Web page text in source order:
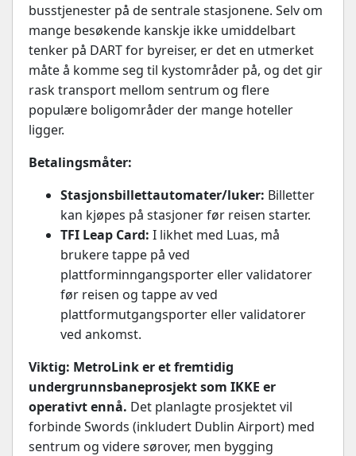
busstjenester på de sentrale stasjonene. Selv om
mange besøkende kanskje ikke umiddelbart
tenker på DART for byreiser, er det en utmerket
måte å komme seg til kystområder på, og det gir
rask transport mellom sentrum og flere
populære boligområder der mange hoteller
ligger.
Betalingsmåter:
Stasjonsbillettautomater/luker: Billetter
kan kjøpes på stasjoner før reisen starter.
TFI Leap Card: I likhet med Luas, må
brukere tappe på ved
plattforminngangsporter eller validatorer
før reisen og tappe av ved
plattformutgangsporter eller validatorer
ved ankomst.
Viktig: MetroLink er et fremtidig
undergrunnsbaneprosjekt som IKKE er
operativt ennå. Det planlagte prosjektet vil
forbinde Swords (inkludert Dublin Airport) med
sentrum og videre sørover, men bygging